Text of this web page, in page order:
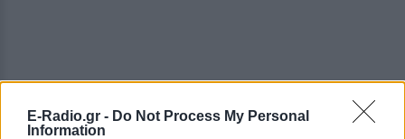
E-Radio.gr - Do Not Process My Personal
Information